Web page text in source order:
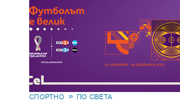
СПОРТНО ПО СВЕТА